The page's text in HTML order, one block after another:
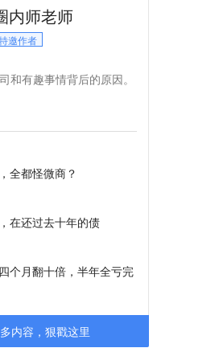
内师老师
邀作者
和有趣事情背后的原因。
全都怪微商？
在还过去十年的债
个月翻十倍，半年全亏完
内容，狠戳这里